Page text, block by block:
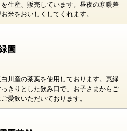
生産、販売しています。昼夜の寒暖差
米をおいしくしてくれます。
緑園
川産の茶葉を使用しております。惠緑
きりとした飲み口で、お子さまからご
愛飲いただいております。